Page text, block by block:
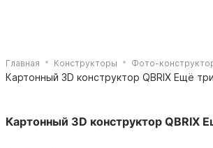
Главная Конструкторы Фото-
Картонный 3D конструктор QBRIX Ещё
Картонный 3D конструктор QBRIX